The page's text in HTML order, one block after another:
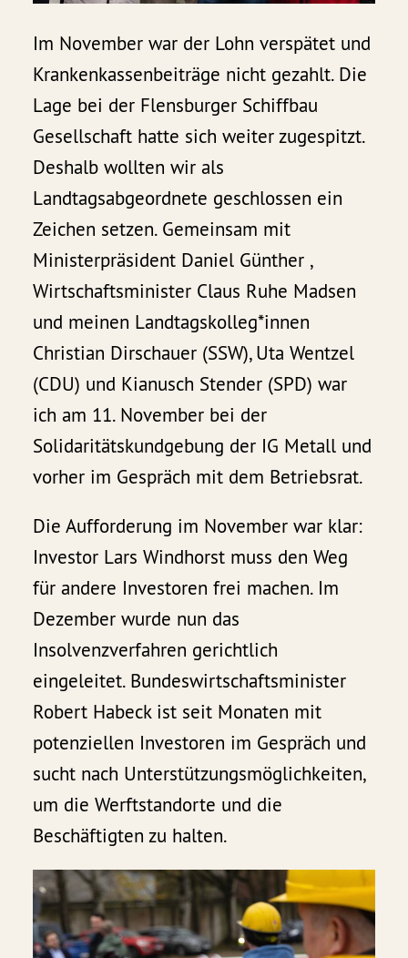
Im November war der Lohn verspätet und
Krankenkassenbeiträge nicht gezahlt. Die
Lage bei der Flensburger Schiffbau
Gesellschaft hatte sich weiter zugespitzt.
Deshalb wollten wir als
Landtagsabgeordnete geschlossen ein
Zeichen setzen. Gemeinsam mit
Ministerpräsident Daniel Günther ,
Wirtschaftsminister Claus Ruhe Madsen
und meinen Landtagskolleg*innen
Christian Dirschauer (SSW), Uta Wentzel
(CDU) und Kianusch Stender (SPD) war
ich am 11. November bei der
Solidaritätskundgebung der IG Metall und
vorher im Gespräch mit dem Betriebsrat.
Die Aufforderung im November war klar:
Investor Lars Windhorst muss den Weg
für andere Investoren frei machen. Im
Dezember wurde nun das
Insolvenzverfahren gerichtlich
eingeleitet. Bundeswirtschaftsminister
Robert Habeck ist seit Monaten mit
potenziellen Investoren im Gespräch und
sucht nach Unterstützungsmöglichkeiten,
um die Werftstandorte und die
Beschäftigten zu halten.